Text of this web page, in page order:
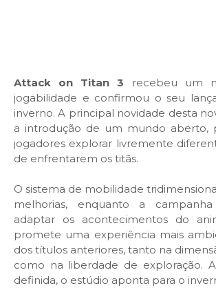
Attack on Titan 3
recebeu um
jogabilidade e confirmou o seu
inverno. A principal novidade desta
a introdução de um mundo aberto,
jogadores explorar livremente
de enfrentarem os titãs.
O sistema de mobilidade
melhorias, enquanto a
adaptar os acontecimentos do
promete uma experiência mais
dos títulos anteriores, tanto na
como na liberdade de exploração.
definida, o estúdio aponta para o